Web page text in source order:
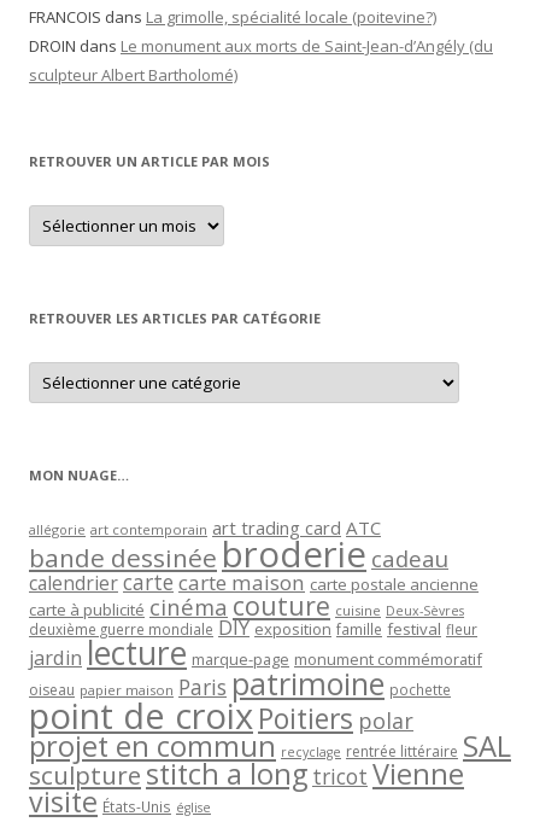
FRANCOIS dans La grimolle, spécialité locale (poitevine?)
DROIN dans Le monument aux morts de Saint-Jean-d’Angély (du
sculpteur Albert Bartholomé)
RETROUVER UN ARTICLE PAR MOIS
Retrouver
un
article
RETROUVER LES ARTICLES PAR CATÉGORIE
Retrouver
les
articles
MON NUAGE…
allégorie art contemporain art trading card ATC
bande dessinée broderie cadeau
calendriercartecarte maison carte postale ancienne
carte à publicité cinéma couture cuisine Deux-Sèvres
deuxième guerre mondiale DIY exposition famille festival fleur
jardin lecture marque-page monument commémoratif
oiseau papier maison Paris patrimoine pochette
point de croixPoitiers polar
projet en commun recyclage rentrée littéraire SAL
sculpturestitch a long tricot Vienne
visite États-Unis église